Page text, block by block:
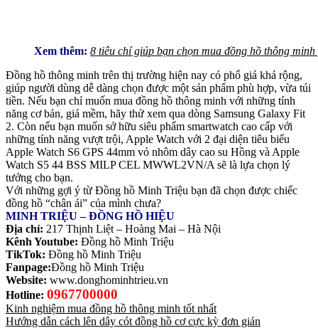
Xem thêm: 8 tiêu chí giúp bạn chọn mua đồng hồ thông
Đồng hồ thông minh trên thị trường hiện nay có phổ giá khá rộng,
giúp người dùng dễ dàng chọn được một sản phẩm phù hợp, vừa túi
tiền. Nếu bạn chỉ muốn mua đồng hồ thông minh với những tính
năng cơ bản, giá mềm, hãy thử xem qua dòng Samsung Galaxy Fit
2. Còn nếu bạn muốn sở hữu siêu phẩm smartwatch cao cấp với
những tính năng vượt trội, Apple Watch với 2 đại diện tiêu biểu
Apple Watch S6 GPS 44mm vỏ nhôm dây cao su Hồng và Apple
Watch S5 44 BSS MILP CEL MWWL2VN/A sẽ là lựa chọn lý
tưởng cho bạn.
Với những gợi ý từ Đồng hồ Minh Triệu bạn đã chọn được chiếc
đồng hồ “chân ái” của mình chưa?
MINH TRIỆU – ĐỒNG HỒ HIỆU
Địa chỉ: 217 Thịnh Liệt – Hoàng Mai – Hà Nội
Kênh Youtube: Đồng hồ Minh Triệu
TikTok: Đồng hồ Minh Triệu
Fanpage:Đồng hồ Minh Triệu
Website: www.donghominhtrieu.vn
Hotline: 0967700000
Kinh nghiệm mua đồng hồ thông minh tốt nhất
Hướng dẫn cách lên dây cót đồng hồ cơ cực kỳ đơn giản